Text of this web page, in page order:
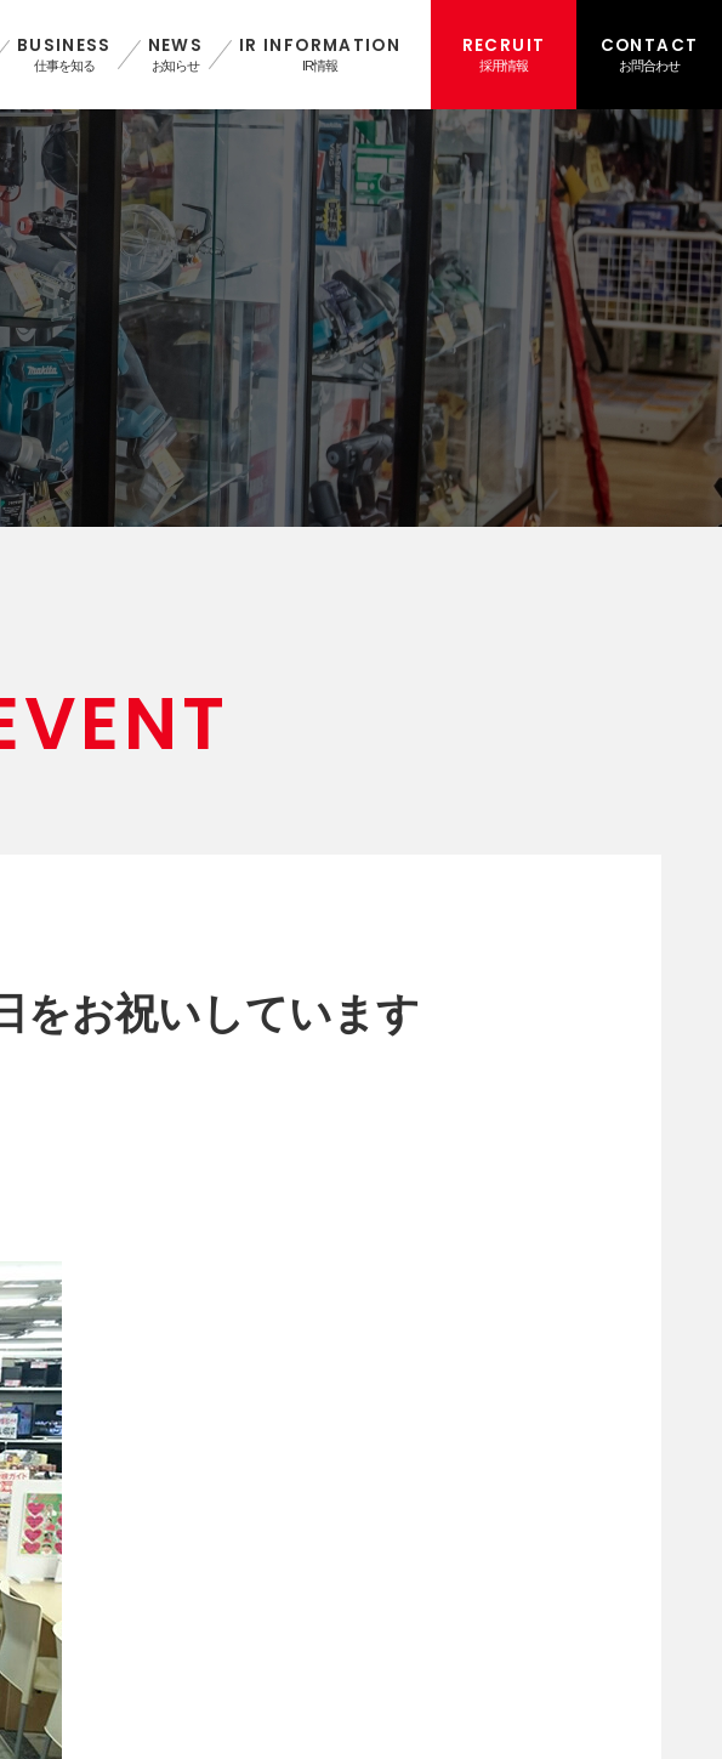
BUSINESS
仕事を知る
NEWS
お知らせ
IR INFORMATION
IR情報
RECRUIT
採用情報
CONTACT
お問合わせ
をお祝いしています